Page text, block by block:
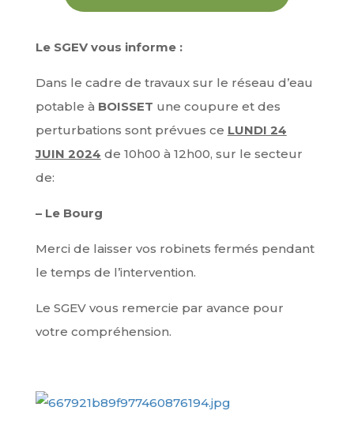
Le SGEV vous informe :
Dans le cadre de travaux sur le réseau d’eau
potable à BOISSET une coupure et des
perturbations sont prévues ce LUNDI 24
JUIN 2024 de 10h00 à 12h00, sur le secteur
de:
– Le Bourg
Merci de laisser vos robinets fermés pendant
le temps de l’intervention.
Le SGEV vous remercie par avance pour
votre compréhension.